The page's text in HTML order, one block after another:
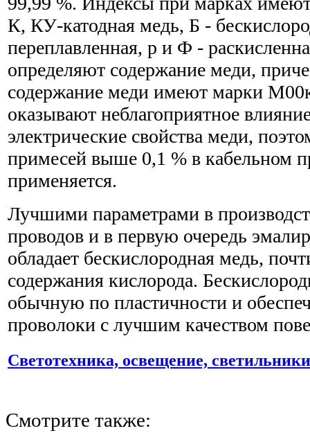
К, КУ-катодная медь, Б -
переплавленная, р и Ф -
определяют содержание меди,
содержание меди имеют марки
оказывают неблагоприятное
электрические свойства меди,
примесей выше 0,1 % в кабельном
применяется.
Лучшими параметрами в
проводов и в первую очередь
обладает бескислородная медь,
содержания кислорода.
обычную по пластичности и
проволоки с лучшим качеством
Светотехника, освещение, светильники
Смотрите также: